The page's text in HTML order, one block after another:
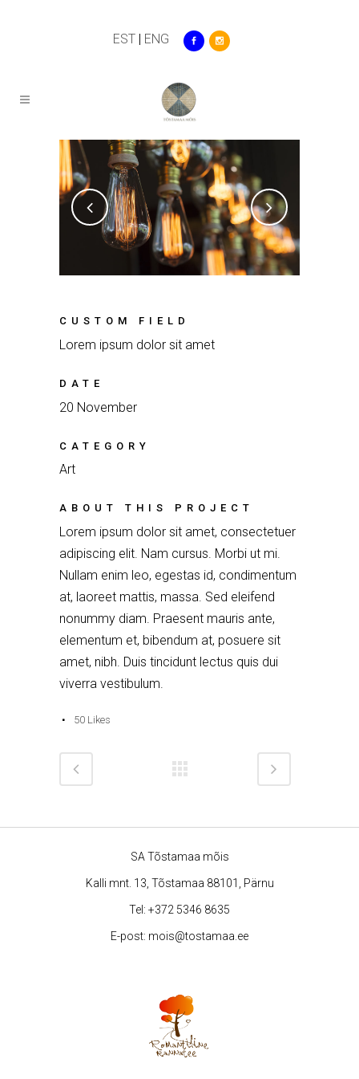
EST | ENG
CUSTOM FIELD
Lorem ipsum dolor sit amet
DATE
20 November
CATEGORY
Art
ABOUT THIS PROJECT
Lorem ipsum dolor sit amet, consectetuer
adipiscing elit. Nam cursus. Morbi ut mi.
Nullam enim leo, egestas id, condimentum
at, laoreet mattis, massa. Sed eleifend
nonummy diam. Praesent mauris ante,
elementum et, bibendum at, posuere sit
amet, nibh. Duis tincidunt lectus quis dui
viverra vestibulum.
50 Likes
SA Tõstamaa mõis
Kalli mnt. 13, Tõstamaa 88101, Pärnu
Tel: +372 5346 8635
E-post: mois@tostamaa.ee